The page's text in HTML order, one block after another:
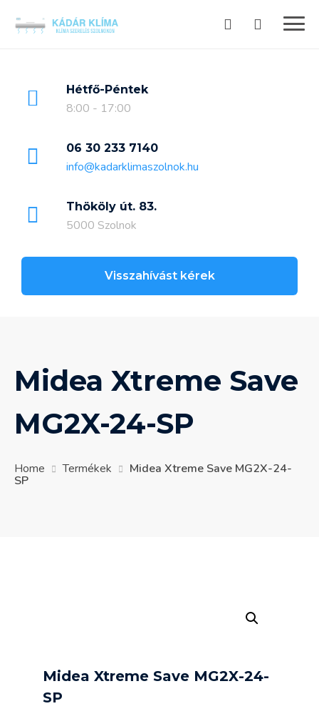
Hétfő-Péntek
8:00 - 17:00
06 30 233 7140
info@kadarklimaszolnok.hu
Thököly út. 83.
5000 Szolnok
Visszahívást kérek
Midea Xtreme Save
MG2X-24-SP
Home Termékek Midea Xtreme Save MG2X-24-
SP
Midea Xtreme Save MG2X-24-
SP